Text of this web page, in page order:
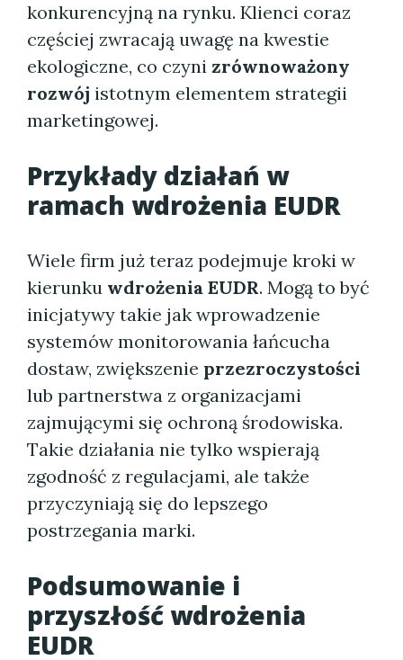
konkurencyjną na rynku. Klienci coraz
częściej zwracają uwagę na kwestie
ekologiczne, co czyni zrównoważony
rozwój istotnym elementem strategii
marketingowej.
Przykłady działań w
ramach wdrożenia EUDR
Wiele firm już teraz podejmuje kroki w
kierunku wdrożenia EUDR. Mogą to być
inicjatywy takie jak wprowadzenie
systemów monitorowania łańcucha
dostaw, zwiększenie przezroczystości
lub partnerstwa z organizacjami
zajmującymi się ochroną środowiska.
Takie działania nie tylko wspierają
zgodność z regulacjami, ale także
przyczyniają się do lepszego
postrzegania marki.
Podsumowanie i
przyszłość wdrożenia
EUDR